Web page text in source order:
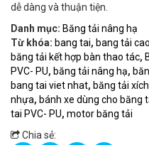
dễ dàng và thuận tiện.
Danh mục: Băng tải nâng hạ
Từ khóa: bang tai, bang tải
băng tải kết hợp bàn thao tác,
PVC- PU, băng tải nâng hạ,
bang tai viet nhat, băng tải xích
nhựa, bánh xe dùng cho băng
tai PVC- PU, motor băng tải
Chia sẻ: